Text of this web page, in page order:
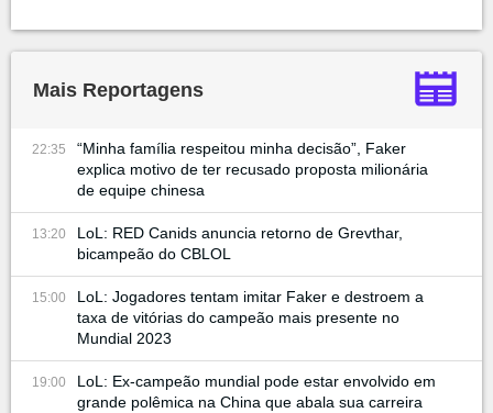
Mais Reportagens
22:35
“Minha família respeitou minha decisão”, Faker
explica motivo de ter recusado proposta milionária
de equipe chinesa
13:20
LoL: RED Canids anuncia retorno de Grevthar,
bicampeão do CBLOL
15:00
LoL: Jogadores tentam imitar Faker e destroem a
taxa de vitórias do campeão mais presente no
Mundial 2023
19:00
LoL: Ex-campeão mundial pode estar envolvido em
grande polêmica na China que abala sua carreira